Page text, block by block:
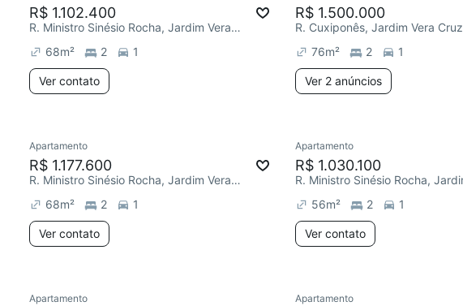
R$ 1.102.400
R. Ministro Sinésio Rocha, Jardim Vera Cruz
68m² 2 1
Ver contato
R$ 1.500.000
R. Cuxiponês, Jardim Vera Cruz
76m² 2 1
Ver 2 anúncios
Apartamento
R$ 1.177.600
R. Ministro Sinésio Rocha, Jardim Vera Cruz
68m² 2 1
Ver contato
Apartamento
R$ 1.030.100
56m² 2 1
Ver contato
Apartamento Apartamento